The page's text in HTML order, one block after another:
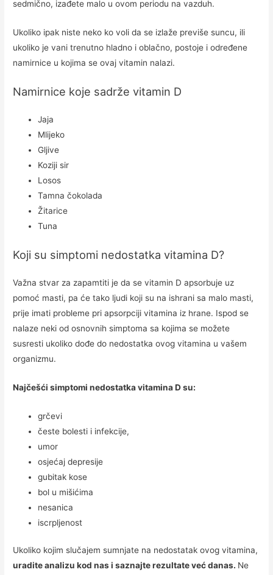
sedmično, izađete malo u ovom periodu na vazduh.
Ukoliko ipak niste neko ko voli da se izlaže previše suncu, ili
ukoliko je vani trenutno hladno i oblačno, postoje i određene
namirnice u kojima se ovaj vitamin nalazi.
Namirnice koje sadrže vitamin D
Jaja
Mlijeko
Gljive
Koziji sir
Losos
Tamna čokolada
Žitarice
Tuna
Koji su simptomi nedostatka vitamina D?
Važna stvar za zapamtiti je da se vitamin D apsorbuje uz
pomoć masti, pa će tako ljudi koji su na ishrani sa malo masti,
prije imati probleme pri apsorpciji vitamina iz hrane. Ispod se
nalaze neki od osnovnih simptoma sa kojima se možete
susresti ukoliko dođe do nedostatka ovog vitamina u vašem
organizmu.
Najčešći simptomi nedostatka vitamina D su:
grčevi
česte bolesti i infekcije,
umor
osjećaj depresije
gubitak kose
bol u mišićima
nesanica
iscrpljenost
Ukoliko kojim slučajem sumnjate na nedostatak ovog vitamina,
uradite analizu kod nas i saznajte rezultate već danas. Ne